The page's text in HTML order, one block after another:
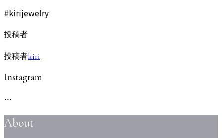
#kirijewelry
投稿者
投稿者kiri
Instagram
…
About